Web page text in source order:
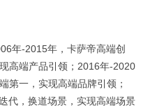
年-2015年，卡萨帝高端创
高端产品引领；2016年-2020
第一，实现高端品牌引领；
代，换道场景，实现高端场景